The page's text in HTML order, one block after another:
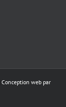
Conception web par